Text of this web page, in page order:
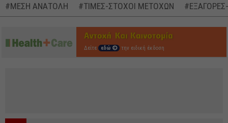
#ΜΕΣΗ ΑΝΑΤΟΛΗ #ΤΙΜΕΣ-ΣΤΟΧΟΙ ΜΕΤΟΧΩΝ
Δείτε εδώ την ειδική έκδοση